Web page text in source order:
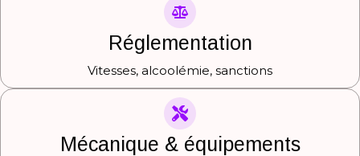
Réglementation
Vitesses, alcoolémie, sanctions
Mécanique & équipements